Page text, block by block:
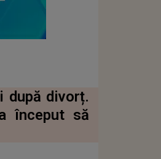
după divorț.
început să